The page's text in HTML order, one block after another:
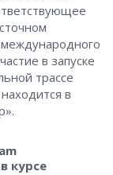
в запуске
трассе
в
курсе